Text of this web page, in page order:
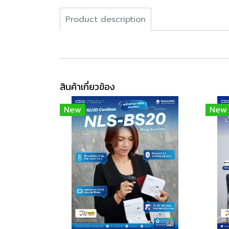
Product description
สินค้าเกี่ยวข้อง
New New